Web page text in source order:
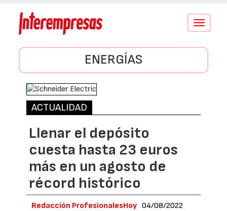
Conmutar
ENERGÍAS
ACTUALIDAD
Llenar el depósito
cuesta hasta 23 euros
más en un agosto de
récord histórico
Redacción ProfesionalesHoy 04/08/2022